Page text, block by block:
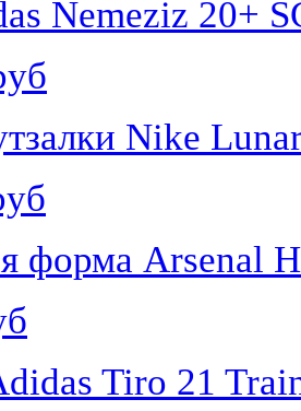
Nemeziz 20+
Nike
форма Arsenal
Tiro 21